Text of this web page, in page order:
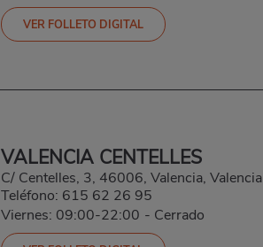
VER FOLLETO DIGITAL
VALENCIA CENTELLES
C/ Centelles, 3, 46006, Valencia, Valencia
Teléfono: 615 62 26 95
Viernes: 09:00-22:00 - Cerrado